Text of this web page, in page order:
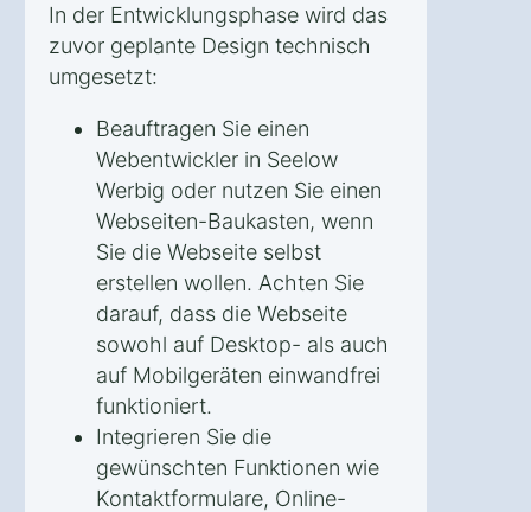
In der Entwicklungsphase wird das
zuvor geplante Design technisch
umgesetzt:
Beauftragen Sie einen
Webentwickler in Seelow
Werbig oder nutzen Sie einen
Webseiten-Baukasten, wenn
Sie die Webseite selbst
erstellen wollen. Achten Sie
darauf, dass die Webseite
sowohl auf Desktop- als auch
auf Mobilgeräten einwandfrei
funktioniert.
Integrieren Sie die
gewünschten Funktionen wie
Kontaktformulare, Online-